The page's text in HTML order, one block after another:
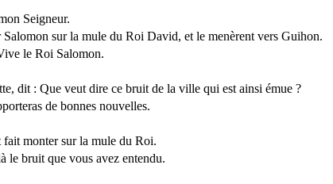
Seigneur.
sur la mule du Roi David, et le menèrent vers Guihon.
le Roi Salomon.
dit : Que veut dire ce bruit de la ville qui est ainsi émue ?
de bonnes nouvelles.
fait monter sur la mule du Roi.
le bruit que vous avez entendu.